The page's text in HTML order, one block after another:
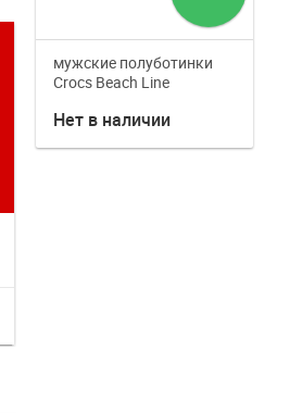
Временно не доступны
мужские полуботинки
Crocs Beach Line
Нет в наличии